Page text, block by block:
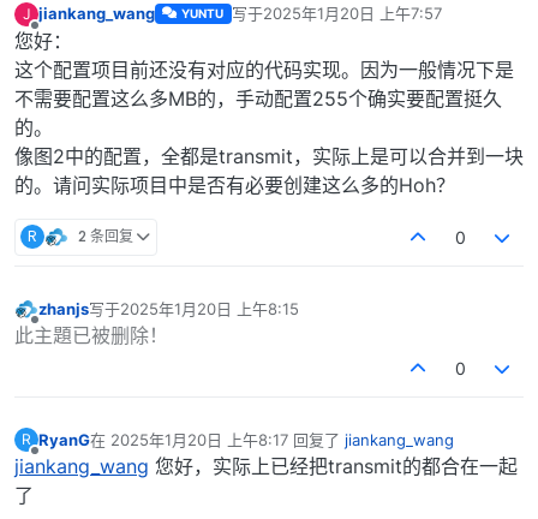
J
离线
jiankang_wang YUNTU 写于2025年1月20日 上午7:57
最后由 编辑
您好：
这个配置项目前还没有对应的代码实现。因为一般情况下是
不需要配置这么多MB的，手动配置255个确实要配置挺久
的。
像图2中的配置，全都是transmit，实际上是可以合并到一块
的。请问实际项目中是否有必要创建这么多的Hoh？
R 2 条回复 0
离线
zhanjs写于2025年1月20日 上午8:15
最后由 编辑
此主題已被删除！
0
R
离线
RyanG在 2025年1月20日 上午8:17 回复了 jiankang_wang
最后由 编辑
jiankang_wang 您好，实际上已经把transmit的都合在一起
了